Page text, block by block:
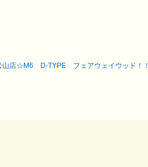
山店☆M6 D-TYPE フェアウェイウッド！！